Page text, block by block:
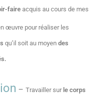
faire acquis au cours de mes
œuvre pour réaliser les
qu’il soit au moyen des
– Travailler sur le corps